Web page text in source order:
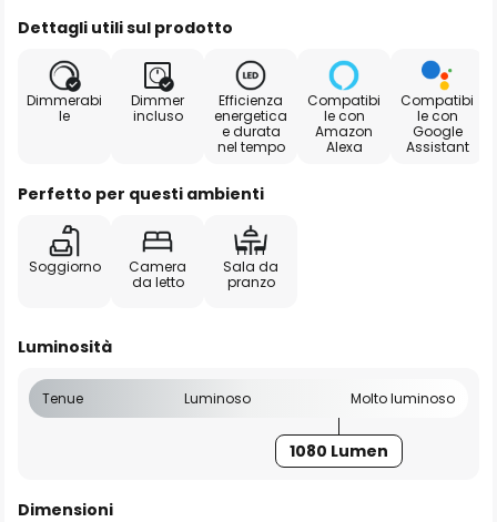
Dettagli utili sul prodotto
Dimmerabi
le
Dimmer
incluso
Efficienza
energetica
e durata
nel tempo
Compatibi
le con
Amazon
Alexa
Compatibi
le con
Google
Assistant
Perfetto per questi ambienti
Soggiorno
Camera
da letto
Sala da
pranzo
Luminosità
Tenue Luminoso Molto luminoso
1080 Lumen
Dimensioni